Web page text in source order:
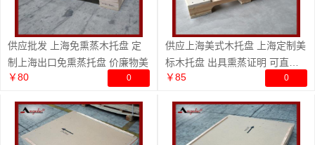
供应批发 上海免熏蒸木托盘 定
制上海出口免熏蒸托盘 价廉物美
￥80
0
供应上海美式木托盘 上海定制美
标木托盘 出具熏蒸证明 可直接
出
￥85 0